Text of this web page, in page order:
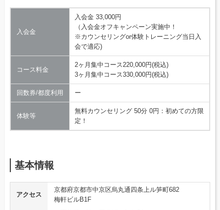
入会金
入会金 33,000円
（入会金オフキャンペーン実施中！
※カウンセリングor体験トレーニング当日入
会で適応)
コース料金
2ヶ月集中コース220,000円(税込)
3ヶ月集中コース330,000円(税込)
回数券/都度利用 ー
体験等
無料カウンセリング 50分 0円：初めての方限
定！
基本情報
アクセス
京都府京都市中京区烏丸通四条上ル笋町682
梅軒ビルB1F